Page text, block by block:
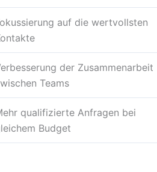
auf die wertvollsten
der Zusammenarbeit
Teams
qualifizierte Anfragen bei
Budget